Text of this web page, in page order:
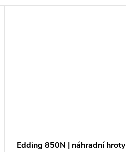
Edding 850N | náhradní hroty